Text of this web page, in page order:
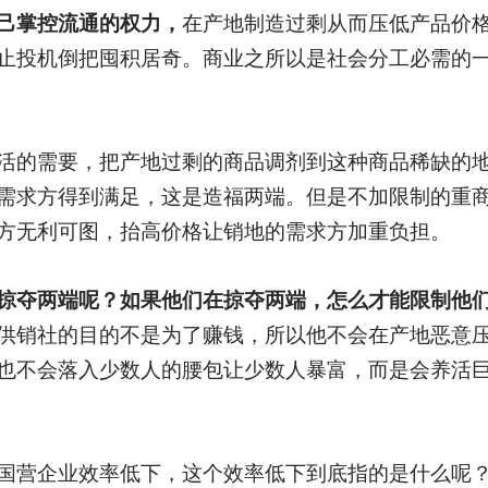
掌控流通的权力， 在产地制造过剩从而压低产品价
投机倒把囤积居奇。商业之所以是社会分工必需的
的需要，把产地过剩的商品调剂到这种商品稀缺的
求方得到满足，这是造福两端。但是不加限制的重
无利可图，抬高价格让销地的需求方加重负担。
夺两端呢？如果他们在掠夺两端，怎么才能限制他
销社的目的不是为了赚钱，所以他不会在产地恶意
不会落入少数人的腰包让少数人暴富，而是会养活
营企业效率低下，这个效率低下到底指的是什么呢